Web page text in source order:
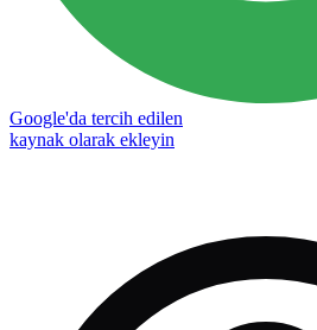
Google'da tercih edilen
kaynak olarak ekleyin